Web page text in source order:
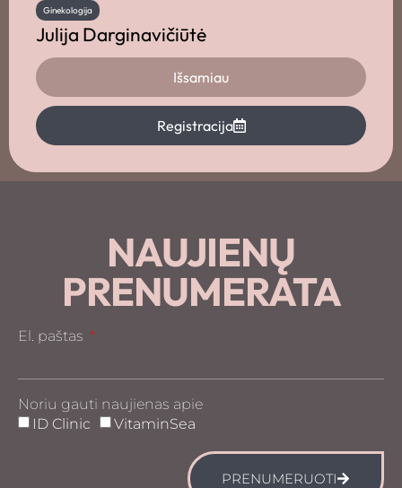
Ginekologija
Julija Darginavičiūtė
Išsamiau
Registracija
NAUJIENŲ
PRENUMERATA
El. paštas
Noriu gauti naujienas apie
ID Clinic
VitaminSea
PRENUMERUOTI